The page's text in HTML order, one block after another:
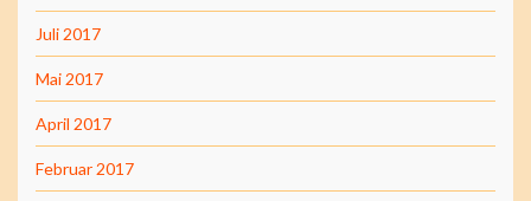
Juli 2017
Mai 2017
April 2017
Februar 2017